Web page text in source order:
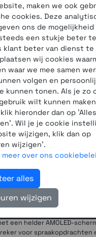
>Avontuur > Garmin
8
Sapphire
AMOLED sapphire
een helder AMOLED-
voor spraakopdrachten
maken we ook
cookies. Deze
ons de mogelijkheid
een stukje beter te
klant beter van dienst te
wij cookies
waar we mee samen
volgen en
kunnen tonen. Als je zo
wilt kunnen
hieronder dan op 'Alles
Wil je je cookie
wijzigen, klik dan op
wijzigen'.
meer over ons
alles
wijzigen